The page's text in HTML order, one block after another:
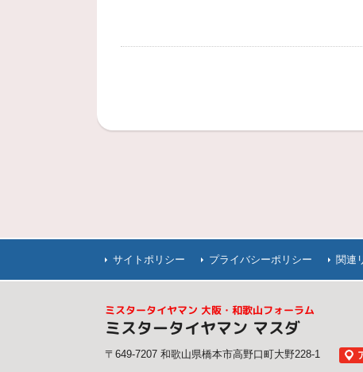
サイトポリシー プライバシーポリシー 関連
ミスタータイヤマン 大阪・和歌山フォーラム
ミスタータイヤマン マスダ
〒649-7207 和歌山県橋本市高野口町大野228-1